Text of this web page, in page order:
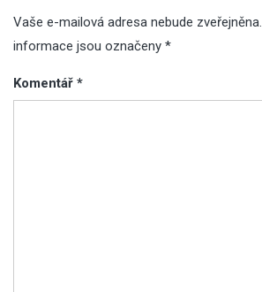
Vaše e-mailová adresa nebude zveřejněna.
informace jsou označeny *
Komentář *